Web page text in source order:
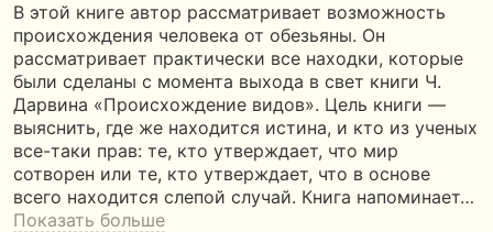
В этой книге автор рассматривает возможность
происхождения человека от обезьяны. Он
рассматривает практически все находки, которые
были сделаны с момента выхода в свет книги Ч.
Дарвина «Происхождение видов». Цель книги —
выяснить, где же находится истина, и кто из ученых
все-таки прав: те, кто утверждает, что мир
сотворен или те, кто утверждает, что в основе
всего находится слепой случай. Книга напоминает…
Показать больше